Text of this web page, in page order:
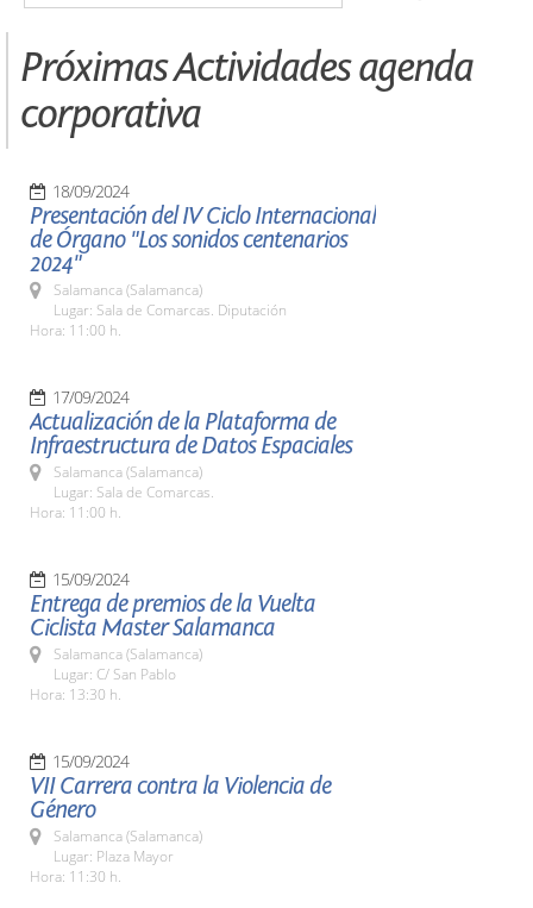
Próximas Actividades agenda
corporativa
18/09/2024
Presentación del IV Ciclo Internacional
de Órgano "Los sonidos centenarios
2024"
Salamanca (Salamanca)
Lugar: Sala de Comarcas. Diputación
Hora: 11:00 h.
17/09/2024
Actualización de la Plataforma de
Infraestructura de Datos Espaciales
Salamanca (Salamanca)
Lugar: Sala de Comarcas.
Hora: 11:00 h.
15/09/2024
Entrega de premios de la Vuelta
Ciclista Master Salamanca
Salamanca (Salamanca)
Lugar: C/ San Pablo
Hora: 13:30 h.
15/09/2024
VII Carrera contra la Violencia de
Género
Salamanca (Salamanca)
Lugar: Plaza Mayor
Hora: 11:30 h.